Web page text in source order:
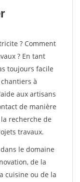
? Comment
? En tant
toujours facile
à
aux artisans
de manière
recherche de
travaux.
le domaine
de la
cuisine ou de la